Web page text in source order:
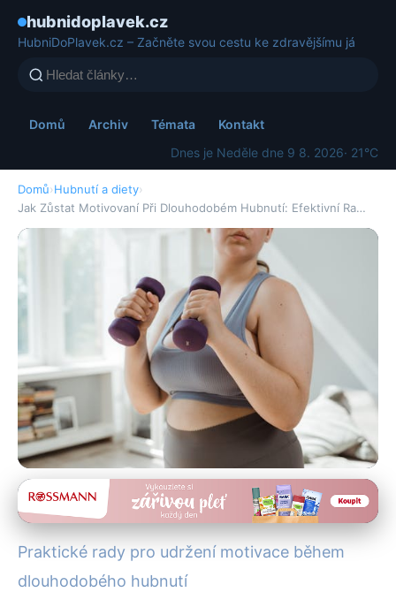
hubnidoplavek.cz
HubniDoPlavek.cz – Začněte svou cestu ke zdravějšímu já
Domů Archiv Témata
Kontakt
Dnes je Neděle dne 9 8. 2026· 21°C
Domů›Hubnutí a diety›
Jak Zůstat Motivovaní Při Dlouhodobém Hubnutí: Efektivní Ra…
Hubnutí a diety
Jak Zůstat Motivovaní Při
Dlouhodobém Hubnutí:
Praktické rady pro udržení motivace během
dlouhodobého hubnutí